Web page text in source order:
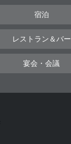
宿泊
レストラン＆バー
宴会・会議